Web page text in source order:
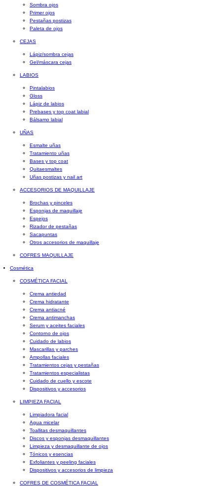
Sombra ojos
Primer ojos
Pestañas postizas
Paleta de ojos
CEJAS
Lápiz/sombra cejas
Gel/máscara cejas
LABIOS
Pintalabios
Gloss
Lápiz de labios
Prebases y top coat labial
Bálsamo labial
UÑAS
Esmalte uñas
Tratamiento uñas
Bases y top coat
Quitaesmaltes
Uñas postizas y nail art
ACCESORIOS DE MAQUILLAJE
Brochas y pinceles
Esponjas de maquillaje
Espejos
Rizador de pestañas
Sacapuntas
Otros accesorios de maquillaje
COFRES MAQUILLAJE
Cosmética
COSMÉTICA FACIAL
Crema antiedad
Crema hidratante
Crema antiacné
Crema antimanchas
Serum y aceites faciales
Contorno de ojos
Cuidado de labios
Mascarillas y parches
Ampollas faciales
Tratamientos cejas y pestañas
Tratamientos especialistas
Cuidado de cuello y escote
Dispositivos y accesorios
LIMPIEZA FACIAL
Limpiadora facial
Agua micelar
Toallitas desmaquillantes
Discos y esponjas desmaquillantes
Limpieza y desmaquillante de ojos
Tónicos y esencias
Exfoliantes y peeling faciales
Dispositivos y accesorios de limpieza
COFRES DE COSMÉTICA FACIAL